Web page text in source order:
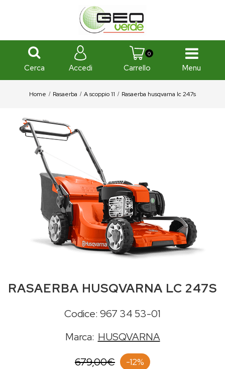
Cerca Accedi Carrello
0
Menu
Home Rasaerba A scoppio 11 Rasaerba husqvarna lc 247s
RASAERBA HUSQVARNA LC 247S
Codice: 967 34 53-01
Marca: HUSQVARNA
679,00€
-12%